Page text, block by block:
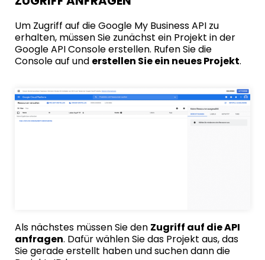
Um Zugriff auf die Google My Business API zu
erhalten, müssen Sie zunächst ein Projekt in der
Google API Consoleerstellen. Rufen Sie die
Console auf und erstellen Sie ein neues Projekt.
Als nächstes müssen Sie den Zugriff auf die API
anfragen. Dafür wählen Sie das Projekt aus, das
Sie gerade erstellt haben und suchen dann die